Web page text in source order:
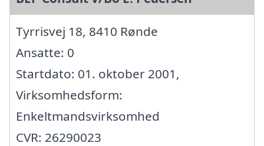
Tyrrisvej 18, 8410 Rønde
Ansatte: 0
Startdato: 01. oktober 2001,
Virksomhedsform:
Enkeltmandsvirksomhed
CVR: 26290023